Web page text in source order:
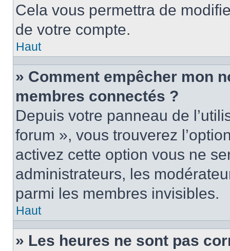
Cela vous permettra de
de votre compte.
Haut
» Comment empêcher mon
membres connectés ?
Depuis votre panneau de
forum », vous trouverez
activez cette option vous ne
administrateurs, les
parmi les membres invisibles.
Haut
» Les heures ne sont pas